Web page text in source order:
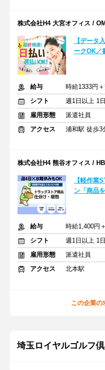
株式会社H4 大宮オフィス /
【データ
ークOK／
給与
時給1333円
シフト
週1日以上 1
雇用形態
派遣社員
アクセス
浦和駅 徒歩3
株式会社H4 熊谷オフィス /
【軽作業
ン「商品
給与
時給1,400円
シフト
週1日以上 1
雇用形態
派遣社員
アクセス
北本駅
この企業の
埼玉ロイヤルゴルフ